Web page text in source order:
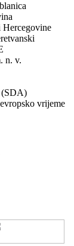
Hercegovine
n. v.
(SDA)
vrijeme